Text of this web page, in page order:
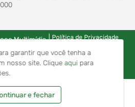
garantir que você tenha a
nosso site. Cliqueaqui para
e fechar
Multimídia | Política de Privacidade